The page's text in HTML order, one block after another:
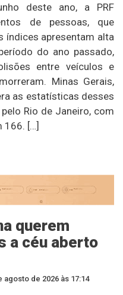
deste ano, a PRF
de pessoas, que
índices apresentam alta
do ano passado,
entre veículos e
Minas Gerais,
as estatísticas desses
Rio de Janeiro, com
166. […]
querem
a céu aberto
agosto de 2026 às 17:14